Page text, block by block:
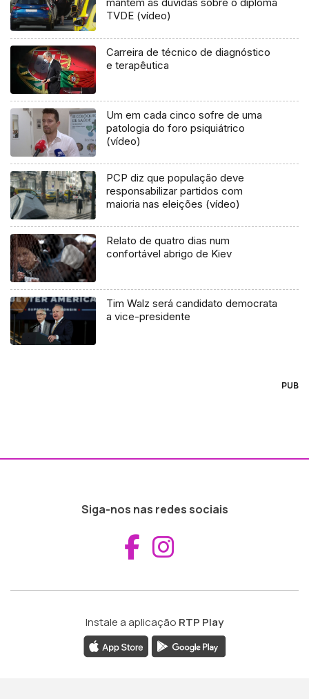
mantém as dúvidas sobre o diploma
TVDE (vídeo)
Carreira de técnico de diagnóstico
e terapêutica
Um em cada cinco sofre de uma
patologia do foro psiquiátrico
(vídeo)
PCP diz que população deve
responsabilizar partidos com
maioria nas eleições (vídeo)
Relato de quatro dias num
confortável abrigo de Kiev
Tim Walz será candidato democrata
a vice-presidente
PUB
Siga-nos nas redes sociais
Aceder ao
Instale a aplicação RTP Play